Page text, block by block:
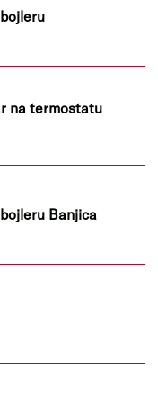
na termostatu
Banjica